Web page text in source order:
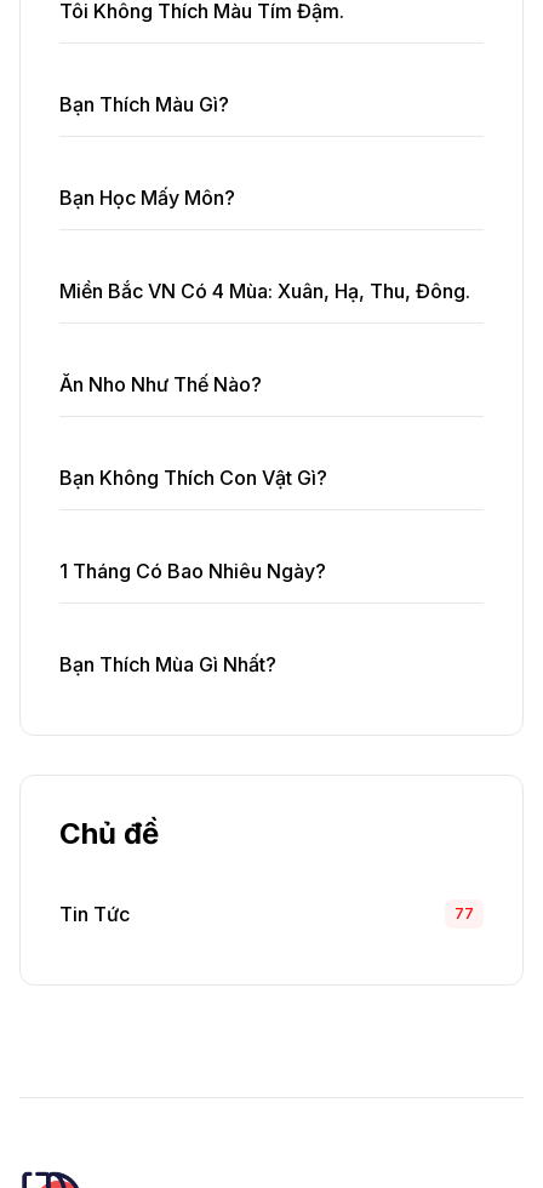
Tôi Không Thích Màu Tím Đậm.
Bạn Thích Màu Gì?
Bạn Học Mấy Môn?
Miền Bắc VN Có 4 Mùa: Xuân, Hạ, Thu, Đông.
Ăn Nho Như Thế Nào?
Bạn Không Thích Con Vật Gì?
1 Tháng Có Bao Nhiêu Ngày?
Bạn Thích Mùa Gì Nhất?
Chủ đề
Tin Tức 77